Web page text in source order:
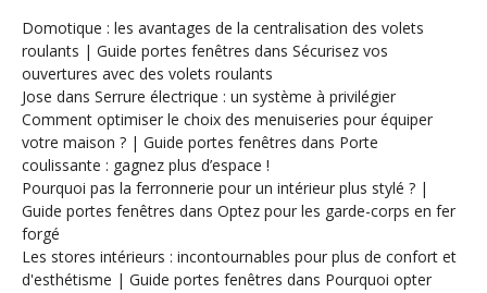
Domotique : les avantages de la centralisation des volets
roulants | Guide portes fenêtres dans Sécurisez vos
ouvertures avec des volets roulants
Jose dans Serrure électrique : un système à privilégier
Comment optimiser le choix des menuiseries pour équiper
votre maison ? | Guide portes fenêtres dans Porte
coulissante : gagnez plus d’espace !
Pourquoi pas la ferronnerie pour un intérieur plus stylé ? |
Guide portes fenêtres dans Optez pour les garde-corps en fer
forgé
Les stores intérieurs : incontournables pour plus de confort et
d'esthétisme | Guide portes fenêtres dans Pourquoi opter